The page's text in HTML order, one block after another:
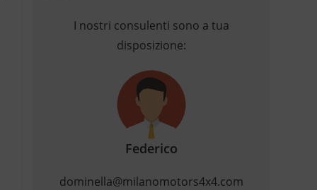
I nostri consulenti sono a tua
disposizione:
Federico
dominella@milanomotors4x4.com